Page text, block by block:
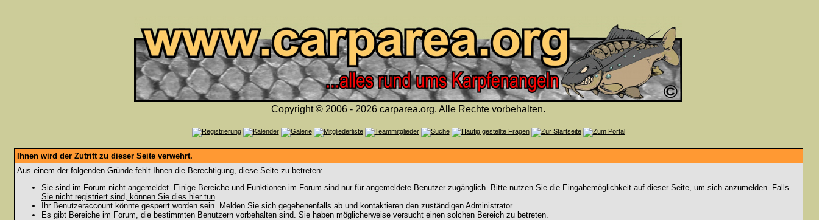
Copyright © 2006 - 2026 carparea.org. Alle Rechte vorbehalten.
Ihnen wird der Zutritt zu dieser Seite verwehrt.
Aus einem der folgenden Gründe fehlt Ihnen die Berechtigung, diese Seite zu betreten:
Sie sind im Forum nicht angemeldet. Einige Bereiche und Funktionen im Forum sind nur für angemeldete Benutzer zugänglich. Bitte nutzen Sie die Eingabemöglichkeit auf dieser Seite, um sich anzumelden. Falls
Sie nicht registriert sind, können Sie dies hier tun.
Ihr Benutzeraccount könnte gesperrt worden sein. Melden Sie sich gegebenenfalls ab und kontaktieren den zuständigen Administrator.
Es gibt Bereiche im Forum, die bestimmten Benutzern vorbehalten sind. Sie haben möglicherweise versucht einen solchen Bereich zu betreten.